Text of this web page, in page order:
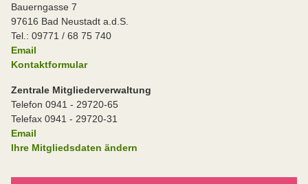
Bauerngasse 7
97616 Bad Neustadt a.d.S.
Tel.: 09771 / 68 75 740
Email
Kontaktformular
Zentrale Mitgliederverwaltung
Telefon 0941 - 29720-65
Telefax 0941 - 29720-31
Email
Ihre Mitgliedsdaten ändern